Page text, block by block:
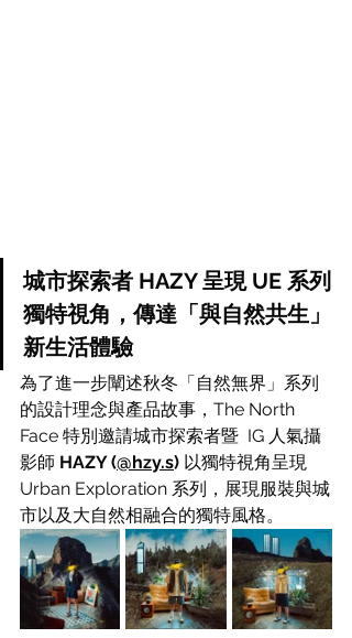
城市探索者 HAZY 呈現 UE 系列
獨特視角，傳達「與自然共生」
新生活體驗
為了進一步闡述秋冬「自然無界」系列
的設計理念與產品故事，The North
Face 特別邀請城市探索者暨  IG 人氣攝
影師 HAZY (@hzy.s) 以獨特視角呈現
Urban Exploration 系列，展現服裝與城
市以及大自然相融合的獨特風格。